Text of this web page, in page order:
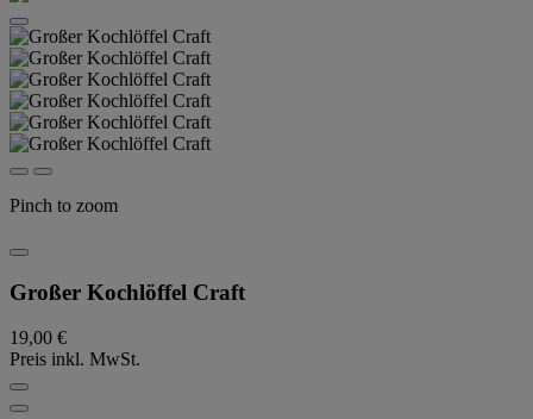
Pinch to zoom
Großer Kochlöffel Craft
19,00 €
Preis inkl. MwSt.